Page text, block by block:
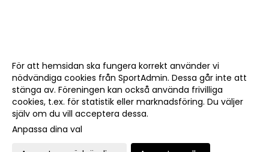
För att hemsidan ska fungera korrekt använder vi
nödvändiga cookies från SportAdmin. Dessa går inte att
stänga av. Föreningen kan också använda frivilliga
cookies, t.ex. för statistik eller marknadsföring. Du väljer
själv om du vill acceptera dessa.
Anpassa dina val